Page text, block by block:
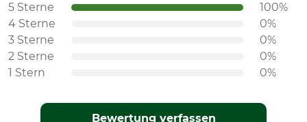
5 Sterne
100%
4 Sterne
0%
3 Sterne
0%
2 Sterne
0%
1 Stern
0%
Bewertung verfassen